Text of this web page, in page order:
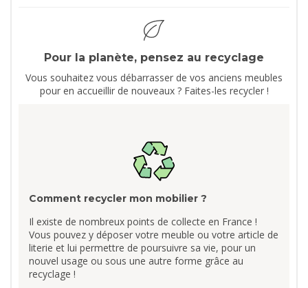
Pour la planète, pensez au recyclage
Vous souhaitez vous débarrasser de vos anciens meubles
pour en accueillir de nouveaux ? Faites-les recycler !
Comment recycler mon mobilier ?
Il existe de nombreux points de collecte en France !
Vous pouvez y déposer votre meuble ou votre article de
literie et lui permettre de poursuivre sa vie, pour un
nouvel usage ou sous une autre forme grâce au
recyclage !